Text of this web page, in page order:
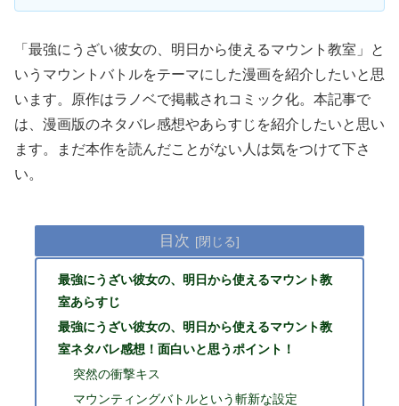
「最強にうざい彼女の、明日から使えるマウント教室」と
いうマウントバトルをテーマにした漫画を紹介したいと思
います。原作はラノベで掲載されコミック化。本記事で
は、漫画版のネタバレ感想やあらすじを紹介したいと思い
ます。まだ本作を読んだことがない人は気をつけて下さ
い。
目次
最強にうざい彼女の、明日から使えるマウント教
室あらすじ
最強にうざい彼女の、明日から使えるマウント教
室ネタバレ感想！面白いと思うポイント！
突然の衝撃キス
マウンティングバトルという斬新な設定